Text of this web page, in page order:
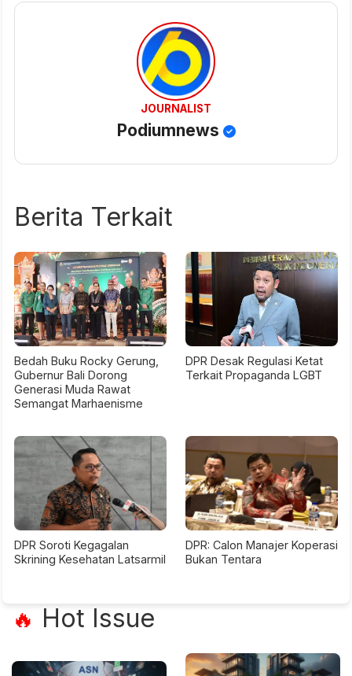
JOURNALIST
Podiumnews
Berita Terkait
Bedah Buku Rocky Gerung,
Gubernur Bali Dorong
Generasi Muda Rawat
Semangat Marhaenisme
DPR Desak Regulasi Ketat
Terkait Propaganda LGBT
DPR Soroti Kegagalan
Skrining Kesehatan Latsarmil
DPR: Calon Manajer Koperasi
Bukan Tentara
🔥 Hot Issue